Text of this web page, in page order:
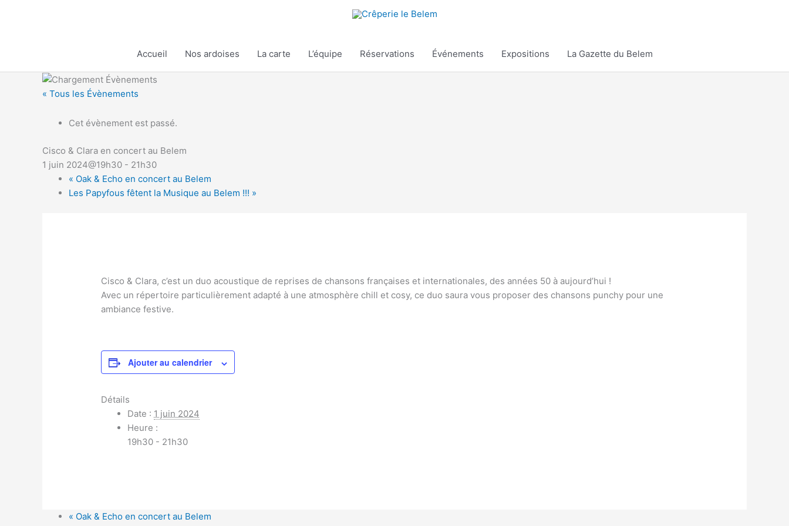
Accueil
Nos ardoises La carte L’équipe Réservations Événements Expositions La Gazette du Belem
« Tous les Évènements
Cet évènement est passé.
Cisco & Clara en concert au Belem
1 juin 2024@19h30 - 21h30
« Oak & Echo en concert au Belem
Les Papyfous fêtent la Musique au Belem !!! »
Cisco & Clara, c’est un duo acoustique de reprises de chansons françaises et internationales, des années 50 à aujourd’hui !
Avec un répertoire particulièrement adapté à une atmosphère chill et cosy, ce duo saura vous proposer des chansons punchy pour une
ambiance festive.
Ajouter au calendrier
Détails
Date : 1 juin 2024
Heure :
19h30 - 21h30
« Oak & Echo en concert au Belem